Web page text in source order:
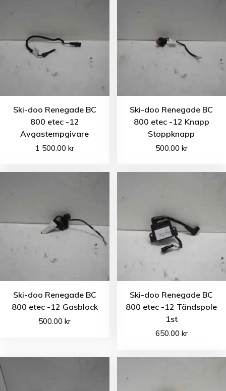
Ski-doo Renegade BC
800 etec -12
Avgastempgivare
1 500.00 kr
Ski-doo Renegade BC
800 etec -12 Knapp
Stoppknapp
500.00 kr
Ski-doo Renegade BC
800 etec -12 Gasblock
500.00kr
Ski-doo Renegade BC
800 etec -12 Tändspole
1st
650.00 kr